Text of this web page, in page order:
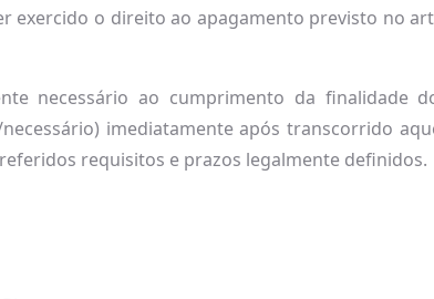
o direito ao apagamento previsto no
necessário ao cumprimento da finalidade
imediatamente após transcorrido
requisitos e prazos legalmente definidos.